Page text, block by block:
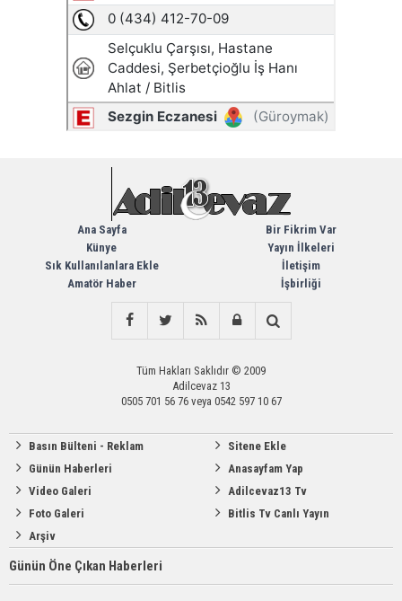
Ana Sayfa
Künye
Sık Kullanılanlara Ekle
Amatör Haber
Bir Fikrim Var
Yayın İlkeleri
İletişim
İşbirliği
Tüm Hakları Saklıdır © 2009
Adilcevaz 13
0505 701 56 76 veya 0542 597 10 67
Basın Bülteni - Reklam
Günün Haberleri
Video Galeri
Foto Galeri
Arşiv
Sitene Ekle
Anasayfam Yap
Adilcevaz13 Tv
Bitlis Tv Canlı Yayın
Günün Öne Çıkan Haberleri